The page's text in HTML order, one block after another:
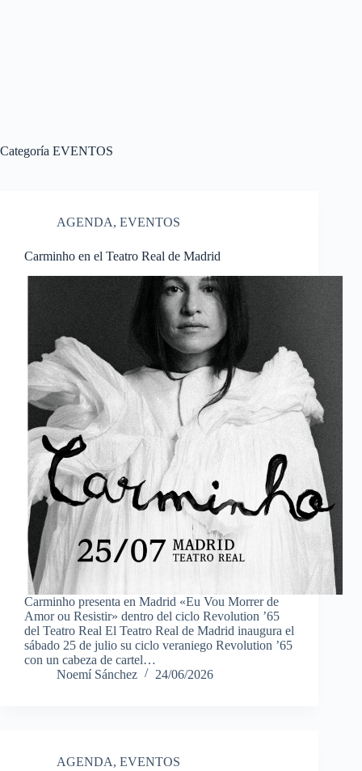
Categoría EVENTOS
AGENDA, EVENTOS
Carminho en el Teatro Real de Madrid
Carminho presenta en Madrid «Eu Vou Morrer de
Amor ou Resistir» dentro del ciclo Revolution ’65
del Teatro Real El Teatro Real de Madrid inaugura el
sábado 25 de julio su ciclo veraniego Revolution ’65
con un cabeza de cartel…
Noemí Sánchez
24/06/2026
AGENDA, EVENTOS